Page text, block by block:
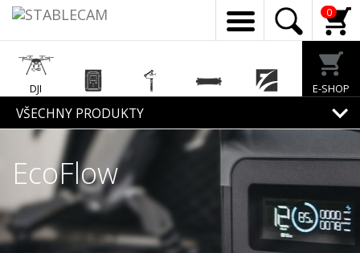
0
E-SHOP
DJI
Enterprise
VŠECHNY PRODUKTY
EcoFlow